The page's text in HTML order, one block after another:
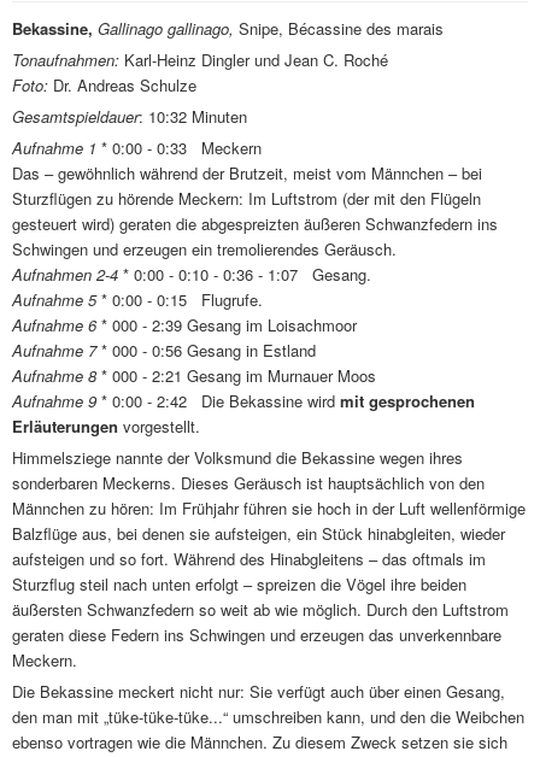
Bekassine, Gallinago gallinago, Snipe, Bécassine des marais
Tonaufnahmen: Karl-Heinz Dingler und Jean C. Roché
Foto: Dr. Andreas Schulze
Gesamtspieldauer: 10:32 Minuten
Aufnahme 1 * 0:00 - 0:33 Meckern
Das – gewöhnlich während der Brutzeit, meist vom Männchen – bei
Sturzflügen zu hörende Meckern: Im Luftstrom (der mit den Flügeln
gesteuert wird) geraten die abgespreizten äußeren Schwanzfedern ins
Schwingen und erzeugen ein tremolierendes Geräusch.
Aufnahmen 2-4 * 0:00 - 0:10 - 0:36 - 1:07 Gesang.
Aufnahme 5* 0:00 - 0:15 Flugrufe.
Aufnahme 6* 000 - 2:39 Gesang im Loisachmoor
Aufnahme 7* 000 - 0:56 Gesang in Estland
Aufnahme 8 * 000 - 2:21 Gesang im Murnauer Moos
Aufnahme 9 * 0:00 - 2:42 Die Bekassine wird mit gesprochenen
Erläuterungen vorgestellt.
Himmelsziege nannte der Volksmund die Bekassine wegen ihres
sonderbaren Meckerns. Dieses Geräusch ist hauptsächlich von den
Männchen zu hören: Im Frühjahr führen sie hoch in der Luft wellenförmige
Balzflüge aus, bei denen sie aufsteigen, ein Stück hinabgleiten, wieder
aufsteigen und so fort. Während des Hinabgleitens – das oftmals im
Sturzflug steil nach unten erfolgt – spreizen die Vögel ihre beiden
äußersten Schwanzfedern so weit ab wie möglich. Durch den Luftstrom
geraten diese Federn ins Schwingen und erzeugen das unverkennbare
Meckern.
Die Bekassine meckert nicht nur: Sie verfügt auch über einen Gesang,
den man mit „tüke-tüke-tüke...“ umschreiben kann, und den die Weibchen
ebenso vortragen wie die Männchen. Zu diesem Zweck setzen sie sich